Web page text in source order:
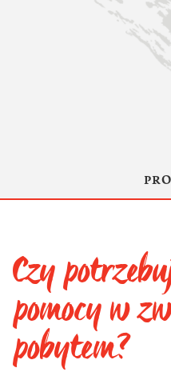
Czy
pomocy w
pobytem?